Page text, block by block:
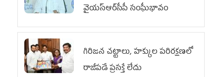
వైయ‌స్ఆర్‌సీపీ సంఘీభావం
గిరిజన చట్టాలు, హక్కుల పరిరక్షణలో
రాజీపడే ప్రసక్తే లేదు